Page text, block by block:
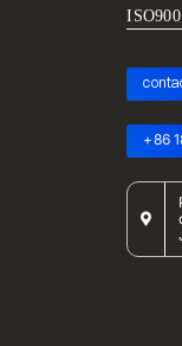
+86